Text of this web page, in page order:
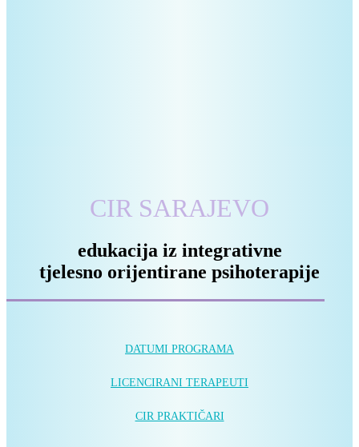
CIR SARAJEVO
edukacija iz integrativne
tjelesno orijentirane psihoterapije
DATUMI PROGRAMA
LICENCIRANI TERAPEUTI
CIR PRAKTIČARI